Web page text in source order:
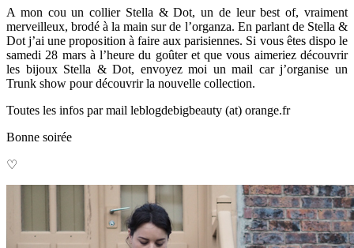
A mon cou un collier Stella & Dot, un de leur best of, vraiment
merveilleux, brodé à la main sur de l’organza. En parlant de Stella &
Dot j’ai une proposition à faire aux parisiennes. Si vous êtes dispo le
samedi 28 mars à l’heure du goûter et que vous aimeriez découvrir
les bijoux Stella & Dot, envoyez moi un mail car j’organise un
Trunk show pour découvrir la nouvelle collection.
Toutes les infos par mail leblogdebigbeauty (at) orange.fr
Bonne soirée
♡